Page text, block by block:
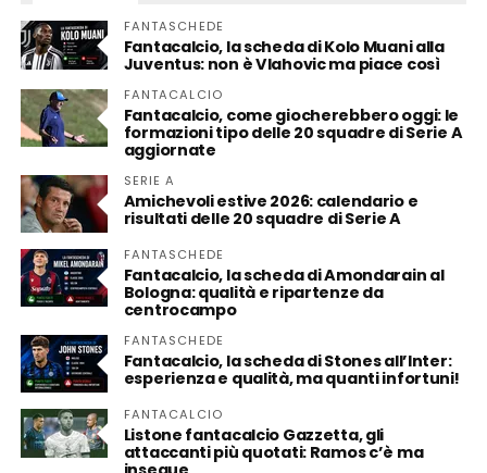
FANTASCHEDE
Fantacalcio, la scheda di Kolo Muani alla
Juventus: non è Vlahovic ma piace così
FANTACALCIO
Fantacalcio, come giocherebbero oggi: le
formazioni tipo delle 20 squadre di Serie A
aggiornate
SERIE A
Amichevoli estive 2026: calendario e
risultati delle 20 squadre di Serie A
FANTASCHEDE
Fantacalcio, la scheda di Amondarain al
Bologna: qualità e ripartenze da
centrocampo
FANTASCHEDE
Fantacalcio, la scheda di Stones all’Inter:
esperienza e qualità, ma quanti infortuni!
FANTACALCIO
Listone fantacalcio Gazzetta, gli
attaccanti più quotati: Ramos c’è ma